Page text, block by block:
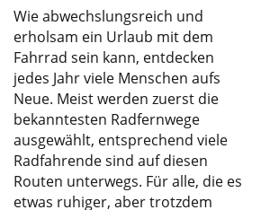
Wie abwechslungsreich und
erholsam ein Urlaub mit dem
Fahrrad sein kann, entdecken
jedes Jahr viele Menschen aufs
Neue. Meist werden zuerst die
bekanntesten Radfernwege
ausgewählt, entsprechend viele
Radfahrende sind auf diesen
Routen unterwegs. Für alle, die es
etwas ruhiger, aber trotzdem